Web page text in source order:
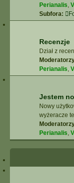
Perianalis,
Subfora:
Recenzje
Dział z
Perianalis,
Jestem
Nowy
wyżeracze
Perianalis,